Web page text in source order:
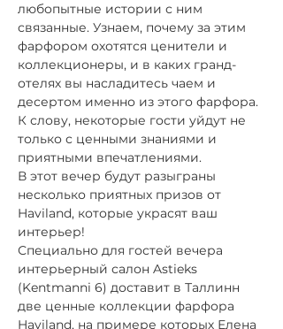
любопытные истории с ним
связанные. Узнаем, почему за этим
фарфором охотятся ценители и
коллекционеры, и в каких гранд-
отелях вы насладитесь чаем и
десертом именно из этого фарфора.
К слову, некоторые гости уйдут не
только с ценными знаниями и
приятными впечатлениями.
В этот вечер будут разыграны
несколько приятных призов от
Haviland, которые украсят ваш
интерьер!
Специально для гостей вечера
интерьерный салон Astieks
(Kentmanni 6) доставит в Таллинн
две ценные коллекции фарфора
Haviland, на примере которых Елена